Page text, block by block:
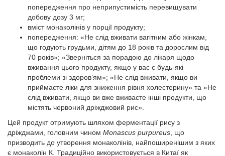
попередження про неприпустимість перевищувати
добову дозу 3 мг;
вміст монаколінів у порції продукту;
попередження: «Не слід вживати вагітним або жінкам,
що годують грудьми, дітям до 18 років та дорослим від
70 років»; «Зверніться за порадою до лікаря щодо
вживання цього продукту, якщо у вас є будь-які
проблеми зі здоров’ям»; «Не слід вживати, якщо ви
приймаєте ліки для зниження рівня холестерину» та «Не
слід вживати, якщо ви вже вживаєте інші продукти, що
містять червоний дріжджовий рис».
Цей продукт отримують шляхом ферментації рису з
дріжджами, головним чином Monascus purpureus , що
призводить до утворення монаколінів, найпоширенішим з яких
є монаколін К. Традиційно використовується в Китаї як